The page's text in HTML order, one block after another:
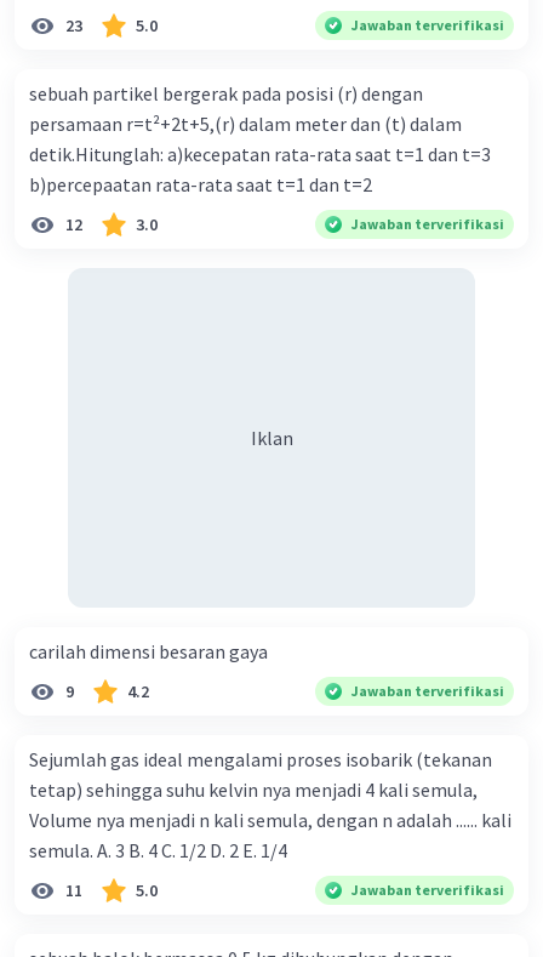
EKB + EBA = EKB' + EPB'
2m.g.4h = EKB'
8mgh = EKB'
EKB' = 8 (1/2mv2)
EKB' = 4mv
Jadi jawaban yang tepat adalah 4mv2(tidak ada
23 5.0 Jawaban terverifikasi
sebuah partikel bergerak pada posisi (r) dengan
persamaan r=t²+2t+5,(r) dalam meter dan (t) dalam
detik.Hitunglah: a)kecepatan rata-rata saat t=1 dan t=3
b)percepaatan rata-rata saat t=1 dan t=2
12 3.0 Jawaban terverifikasi
Iklan
carilah dimensi besaran gaya
9 4.2 Jawaban terverifikasi
Sejumlah gas ideal mengalami proses isobarik (tekanan
tetap) sehingga suhu kelvin nya menjadi 4 kali semula,
Volume nya menjadi n kali semula, dengan n adalah ...... kali
semula. A. 3 B. 4 C. 1/2 D. 2 E. 1/4
11 5.0 Jawaban terverifikasi